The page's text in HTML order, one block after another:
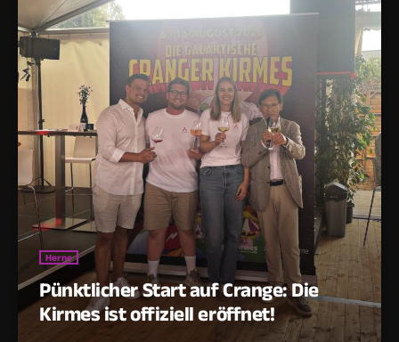
Herne
Pünktlicher Start auf Crange: Die
Kirmes ist offiziell eröffnet!